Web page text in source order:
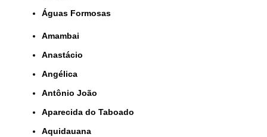
Águas Formosas
Amambai
Anastácio
Angélica
Antônio João
Aparecida do Taboado
Aquidauana